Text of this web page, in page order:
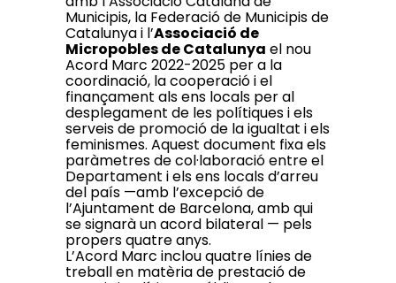
Municipis, la Federació de Municipis de
Catalunya i l’Associació de
Micropobles de Catalunya el nou
Acord Marc 2022-2025 per a la
coordinació, la cooperació i el
finançament als ens locals per al
desplegament de les polítiques i els
serveis de promoció de la igualtat i els
feminismes. Aquest document fixa els
paràmetres de col·laboració entre el
Departament i els ens locals d’arreu
del país —amb l’excepció de
l’Ajuntament de Barcelona, amb qui
se signarà un acord bilateral — pels
propers quatre anys.
L’Acord Marc inclou quatre línies de
treball en matèria de prestació de